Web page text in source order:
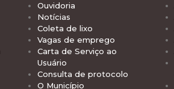
Ouvidoria
Notícias
Coleta de lixo
Vagas de emprego
Carta de Serviço ao
Usuário
Consulta de protocolo
O Município